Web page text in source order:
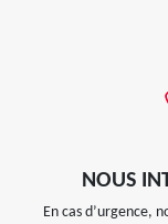
NOUS
En cas d’urgence,